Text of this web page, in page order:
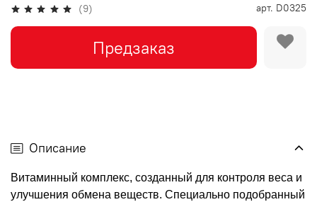
(9) арт. D0325
Предзаказ
Описание
Витаминный комплекс, созданный для контроля веса и
улучшения обмена веществ. Специально подобранный